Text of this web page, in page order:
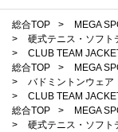
総合TOP > MEGA
>
硬式テニス・ソフト
>
CLUB TEAM
総合TOP
> MEGA
>
バドミントンウェア
>
CLUB TEAM
総合TOP
> MEGA
>
硬式テニス・ソフト